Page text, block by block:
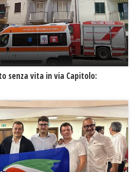
senza vita in via Capitolo: